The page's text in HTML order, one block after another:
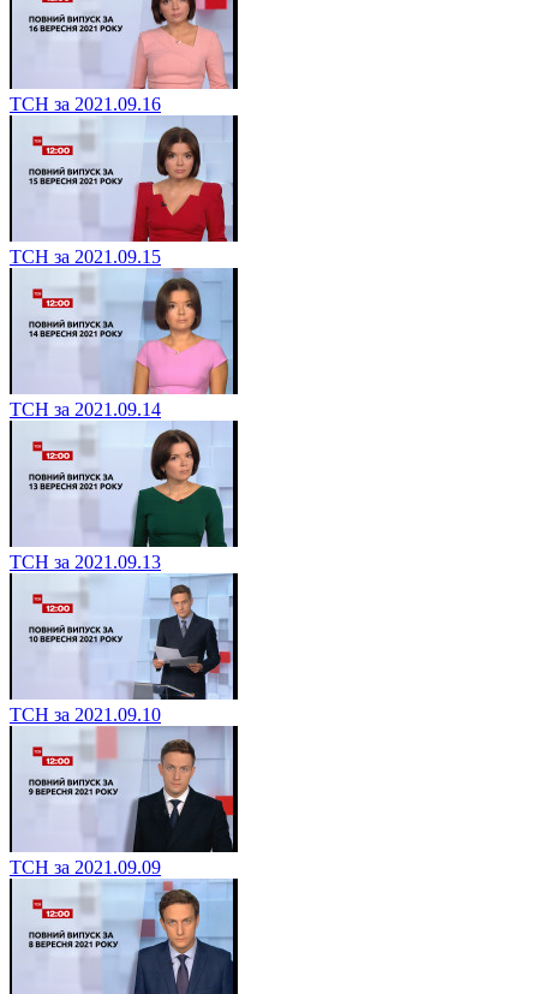
ТСН за 2021.09.16
ТСН за 2021.09.15
ТСН за 2021.09.14
ТСН за 2021.09.13
ТСН за 2021.09.10
ТСН за 2021.09.09